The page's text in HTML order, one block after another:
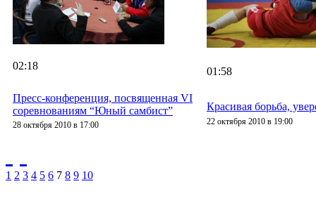
02:18
Пресс-конференция, посвященная VI
соревнованиям “Юный самбист”
28 октября 2010 в 17:00
01:58
Красивая борьба,
22 октября 2010 в 19:00
1 2 3 4 5 6 7 8 9 10